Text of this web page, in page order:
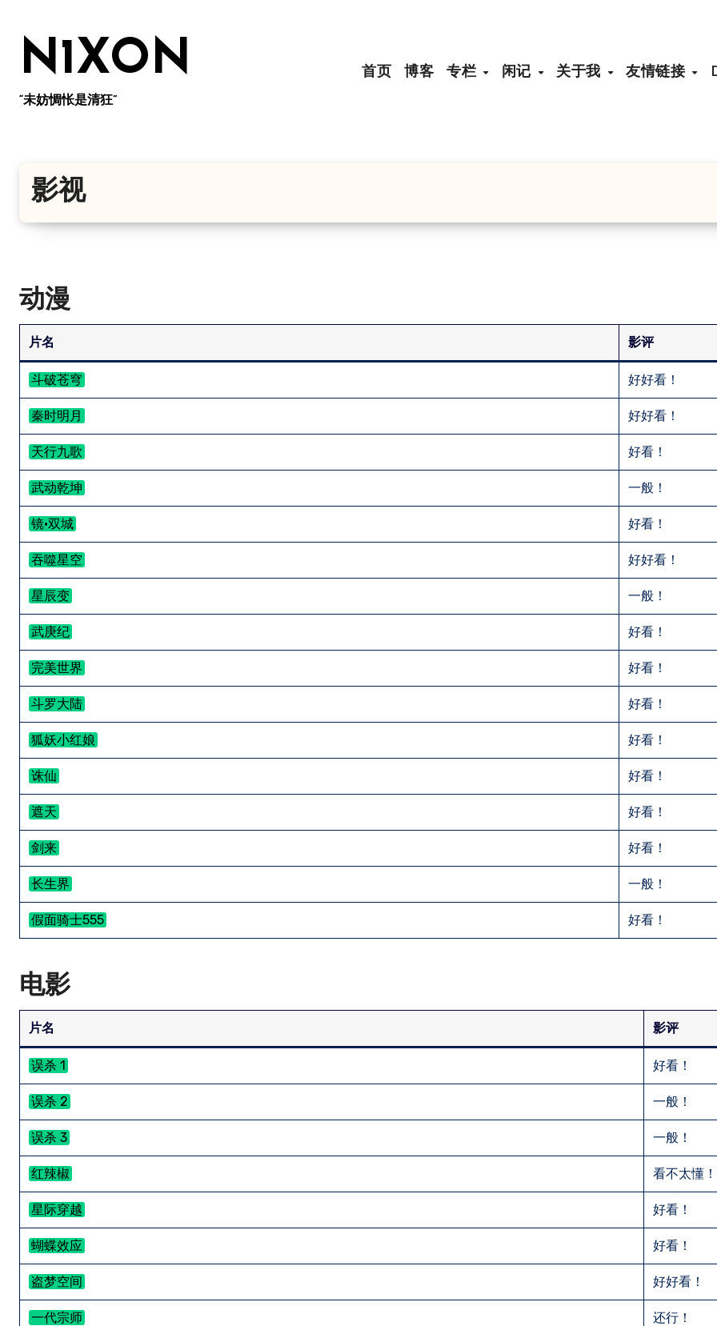
N1XON
“未妨惆怅是清狂”
首页 博客 专栏 闲记 关于我 友情链接
影视
动漫
片名 影评
斗破苍穹 好好看！
秦时明月 好好看！
天行九歌 好看！
武动乾坤 一般！
镜·双城 好看！
吞噬星空 好好看！
星辰变 一般！
武庚纪 好看！
完美世界 好看！
斗罗大陆 好看！
狐妖小红娘 好看！
诛仙 好看！
遮天 好看！
剑来 好看！
长生界 一般！
假面骑士555 好看！
电影
片名 影评
误杀 1 好看！
误杀 2 一般！
误杀 3 一般！
红辣椒 看不太懂！
星际穿越 好看！
蝴蝶效应 好看！
盗梦空间 好好看！
一代宗师 还行！